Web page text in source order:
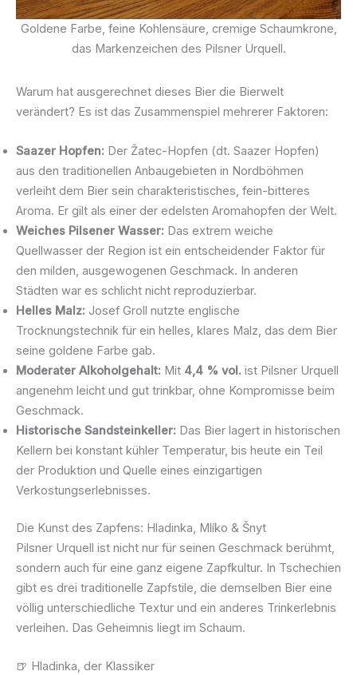
Goldene Farbe, feine Kohlensäure, cremige Schaumkrone,
das Markenzeichen des Pilsner Urquell.
Warum hat ausgerechnet dieses Bier die Bierwelt
verändert? Es ist das Zusammenspiel mehrerer Faktoren:
Saazer Hopfen: Der Žatec-Hopfen (dt. Saazer Hopfen)
aus den traditionellen Anbaugebieten in Nordböhmen
verleiht dem Bier sein charakteristisches, fein-bitteres
Aroma. Er gilt als einer der edelsten Aromahopfen der Welt.
Weiches Pilsener Wasser: Das extrem weiche
Quellwasser der Region ist ein entscheidender Faktor für
den milden, ausgewogenen Geschmack. In anderen
Städten war es schlicht nicht reproduzierbar.
Helles Malz: Josef Groll nutzte englische
Trocknungstechnik für ein helles, klares Malz, das dem Bier
seine goldene Farbe gab.
Moderater Alkoholgehalt: Mit 4,4 % vol. ist Pilsner Urquell
angenehm leicht und gut trinkbar, ohne Kompromisse beim
Geschmack.
Historische Sandsteinkeller: Das Bier lagert in historischen
Kellern bei konstant kühler Temperatur, bis heute ein Teil
der Produktion und Quelle eines einzigartigen
Verkostungserlebnisses.
Die Kunst des Zapfens: Hladinka, Mlíko & Šnyt
Pilsner Urquell ist nicht nur für seinen Geschmack berühmt,
sondern auch für eine ganz eigene Zapfkultur. In Tschechien
gibt es drei traditionelle Zapfstile, die demselben Bier eine
völlig unterschiedliche Textur und ein anderes Trinkerlebnis
verleihen. Das Geheimnis liegt im Schaum.
🍺 Hladinka, der Klassiker